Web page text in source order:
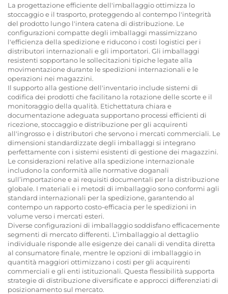
La progettazione efficiente dell'imballaggio ottimizza lo
stoccaggio e il trasporto, proteggendo al contempo l'integrità
del prodotto lungo l'intera catena di distribuzione. Le
configurazioni compatte degli imballaggi massimizzano
l'efficienza della spedizione e riducono i costi logistici per i
distributori internazionali e gli importatori. Gli imballaggi
resistenti sopportano le sollecitazioni tipiche legate alla
movimentazione durante le spedizioni internazionali e le
operazioni nei magazzini.
Il supporto alla gestione dell'inventario include sistemi di
codifica dei prodotti che facilitano la rotazione delle scorte e il
monitoraggio della qualità. Etichettatura chiara e
documentazione adeguata supportano processi efficienti di
ricezione, stoccaggio e distribuzione per gli acquirenti
all'ingrosso e i distributori che servono i mercati commerciali. Le
dimensioni standardizzate degli imballaggi si integrano
perfettamente con i sistemi esistenti di gestione dei magazzini.
Le considerazioni relative alla spedizione internazionale
includono la conformità alle normative doganali
sull’importazione e ai requisiti documentali per la distribuzione
globale. I materiali e i metodi di imballaggio sono conformi agli
standard internazionali per la spedizione, garantendo al
contempo un rapporto costo-efficacia per le spedizioni in
volume verso i mercati esteri.
Diverse configurazioni di imballaggio soddisfano efficacemente
segmenti di mercato differenti. L’imballaggio al dettaglio
individuale risponde alle esigenze dei canali di vendita diretta
al consumatore finale, mentre le opzioni di imballaggio in
quantità maggiori ottimizzano i costi per gli acquirenti
commerciali e gli enti istituzionali. Questa flessibilità supporta
strategie di distribuzione diversificate e approcci differenziati di
posizionamento sul mercato.